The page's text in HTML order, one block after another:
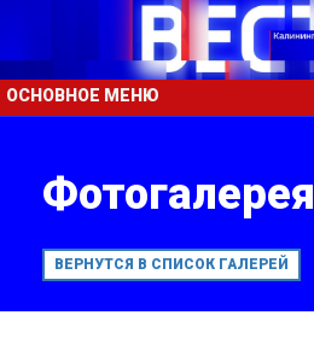
ОСНОВНОЕ МЕНЮ
Фотогалерея
ВЕРНУТСЯ В СПИСОК ГАЛЕРЕЙ